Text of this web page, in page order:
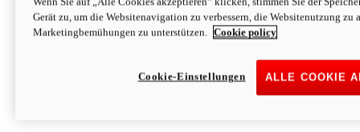
Konfigurieren Mehr entdecken
newV2
ab CHF 169 pro Monat* i
Mehr entdecken
Gerät zu, um die Websitenavigation zu verbessern, die Websitenutzung zu
Marketingbemühungen zu unterstützen.
Cookie policy
ALLE COOKIE
Cookie-Einstellungen